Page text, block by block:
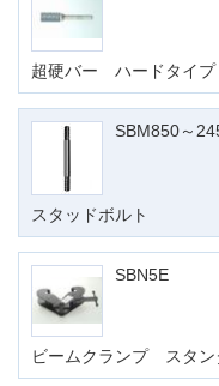
超硬バー ハードタイプ
SBM850～
スタッドボルト
SBN5E
ビームクランプ スタン